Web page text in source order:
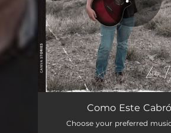
Como Este Cabrón
Te Sigo Amando
Como Este
Choose your preferred